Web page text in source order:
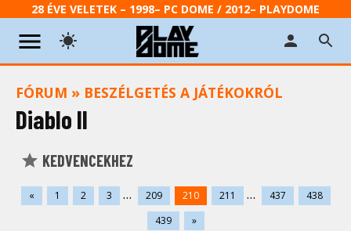
28 ÉVE VELETEK – 1998– PC DOME / 2012– PLAYDOME
FÓRUM » BESZÉLGETÉS A JÁTÉKOKRÓL
Diablo II
KEDVENCEKHEZ
« 1 2 3 ... 209 210 211 ... 437
438
439
»